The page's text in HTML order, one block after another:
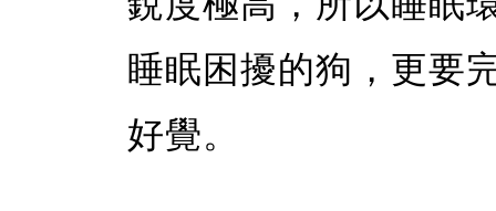
睡眠困擾的狗，更要
好覺。